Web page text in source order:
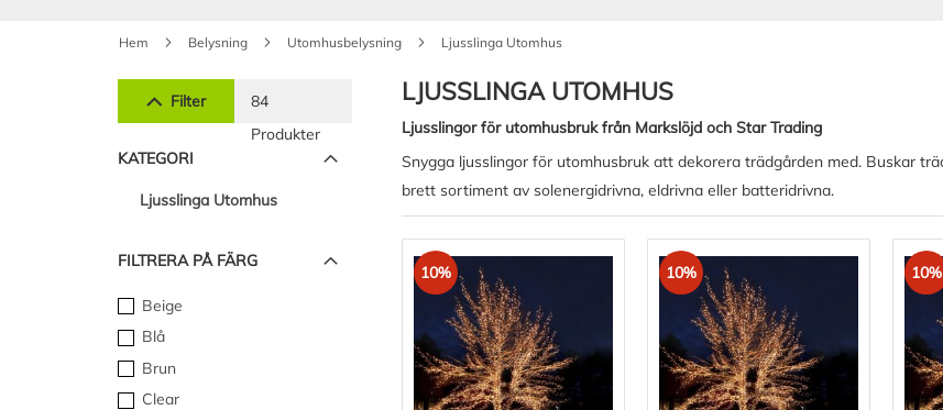
Hem Belysning Utomhusbelysning Ljusslinga Utomhus
LJUSSLINGA UTOMHUS
Ljusslingor för utomhusbruk från Markslöjd och Star Trading
Snygga ljusslingor för utomhusbruk att dekorera trädgården med. Buskar
brett sortiment av solenergidrivna, eldrivna eller batteridrivna.
10% 10% 10%
Filter
84
Produkter
KATEGORI
Ljusslinga Utomhus
FILTRERA PÅ FÄRG
Beige
Blå
Brun
Clear